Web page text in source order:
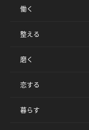
働く
整える
磨く
恋する
暮らす